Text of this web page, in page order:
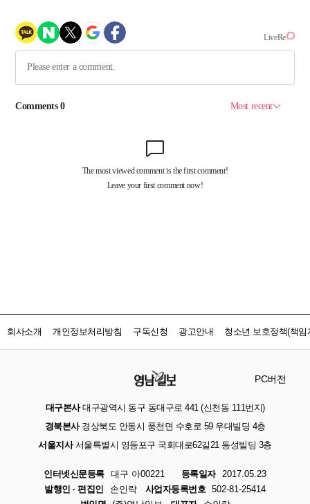
회사소개 개인정보처리방침 구독신청 광고안내 청소년 보호정책(책임
PC버전
대구본사대구광역시 동구 동대구로 441 (신천동 111번지)
경북본사경상북도 안동시 풍천면 수호로 59 우대빌딩 4층
서울지사서울특별시 영등포구 국회대로62길21 동성빌딩 3층
인터넷신문등록 대구 아00221 등록일자
2017.05.23
발행인 · 편집인
손인락 사업자등록번호 502-81-25414